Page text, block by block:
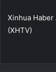
Xinhua Haber
(XHTV)